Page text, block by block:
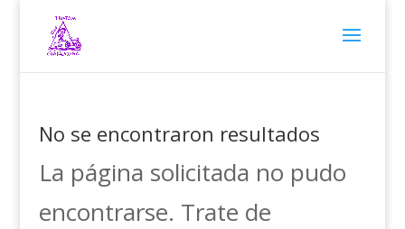
No se encontraron resultados
La página solicitada no pudo
encontrarse. Trate de